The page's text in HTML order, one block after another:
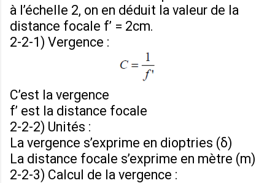
à l’échelle 2, on en déduit la valeur de la
distance focale f’ = 2cm.
2-2-1) Vergence :
C’est la vergence
f’ est la distance focale
2-2-2) Unités :
La vergence s’exprime en dioptries (δ)
La distance focale s’exprime en mètre (m)
2-2-3) Calcul de la vergence :